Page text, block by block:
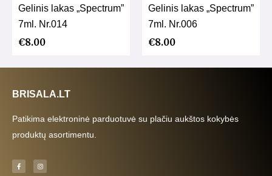
Gelinis lakas „Spectrum”
7ml. Nr.014
€8.00
Gelinis lakas „Spectrum”
7ml. Nr.006
€8.00
BRISALA.LT
Patikima elektroninė parduotuvė su plačiu aukštos kokybės
produktų asortimentu.
F
a
c
I
n
s